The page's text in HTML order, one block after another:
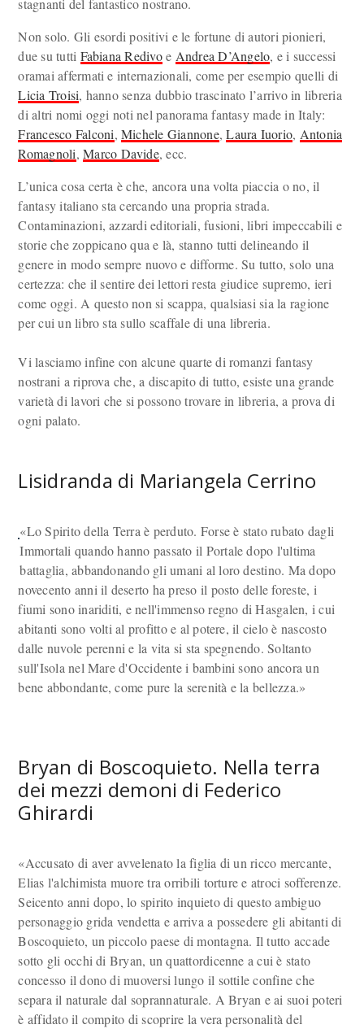
stagnanti del fantastico nostrano.
Non solo. Gli esordi positivi e le fortune di autori pionieri,
due su tutti Fabiana Redivoe Andrea D’Angelo, e i successi
oramai affermati e internazionali, come per esempio quelli di
Licia Troisi, hanno senza dubbio trascinato l’arrivo in libreria
di altri nomi oggi noti nel panorama fantasy made in Italy:
Francesco Falconi, Michele Giannone,Laura Iuorio, Antonia
Romagnoli,Marco Davide, ecc.
L’unica cosa certa è che, ancora una volta piaccia o no, il
fantasy italiano sta cercando una propria strada.
Contaminazioni, azzardi editoriali, fusioni, libri impeccabili e
storie che zoppicano qua e là, stanno tutti delineando il
genere in modo sempre nuovo e difforme. Su tutto, solo una
certezza: che il sentire dei lettori resta giudice supremo, ieri
come oggi. A questo non si scappa, qualsiasi sia la ragione
per cui un libro sta sullo scaffale di una libreria.
Vi lasciamo infine con alcune quarte di romanzi fantasy
nostrani a riprova che, a discapito di tutto, esiste una grande
varietà di lavori che si possono trovare in libreria, a prova di
ogni palato.
Lisidranda di Mariangela Cerrino
«Lo Spirito della Terra è perduto. Forse è stato rubato dagli
Immortali quando hanno passato il Portale dopo l'ultima
battaglia, abbandonando gli umani al loro destino. Ma dopo
novecento anni il deserto ha preso il posto delle foreste, i
fiumi sono inariditi, e nell'immenso regno di Hasgalen, i cui
abitanti sono volti al profitto e al potere, il cielo è nascosto
dalle nuvole perenni e la vita si sta spegnendo. Soltanto
sull'Isola nel Mare d'Occidente i bambini sono ancora un
bene abbondante, come pure la serenità e la bellezza.»
Bryan di Boscoquieto. Nella terra
dei mezzi demoni di Federico
Ghirardi
«Accusato di aver avvelenato la figlia di un ricco mercante,
Elias l'alchimista muore tra orribili torture e atroci sofferenze.
Seicento anni dopo, lo spirito inquieto di questo ambiguo
personaggio grida vendetta e arriva a possedere gli abitanti di
Boscoquieto, un piccolo paese di montagna. Il tutto accade
sotto gli occhi di Bryan, un quattordicenne a cui è stato
concesso il dono di muoversi lungo il sottile confine che
separa il naturale dal soprannaturale. A Bryan e ai suoi poteri
è affidato il compito di scoprire la vera personalità del